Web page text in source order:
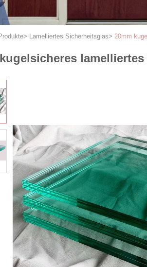
> Lamelliertes Sicherheitsglas> 20mm